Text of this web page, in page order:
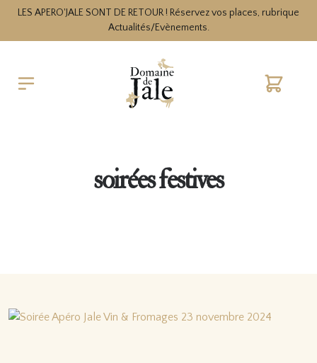
LES APERO'JALE SONT DE RETOUR ! Réservez vos places, rubrique
Actualités/Evènements.
Cart
soirées festives